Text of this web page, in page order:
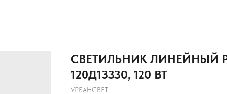
СВЕТИЛЬНИК ЛИНЕЙНЫЙ
120Д13330, 120 ВТ
УРБАНСВЕТ